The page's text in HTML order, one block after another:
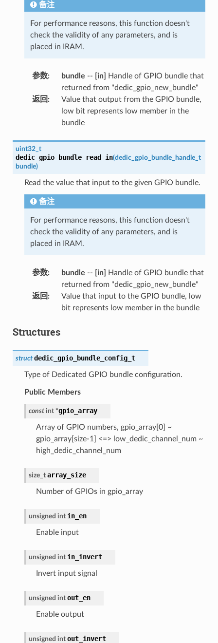
备注
For performance reasons, this function doesn't
check the validity of any parameters, and is
placed in IRAM.
参数: bundle -- [in]
Handle of GPIO bundle that
returned from "dedic_gpio_new_bundle"
返回 :
Value that output from the GPIO bundle,
low bit represents low member in the
bundle
uint32_t
dedic_gpio_bundle_read_in(dedic_gpio_bundle_handle_t
bundle)
Read the value that input to the given GPIO bundle.
备注
For performance reasons, this function doesn't
check the validity of any parameters, and is
placed in IRAM.
参数: bundle -- [in]
Handle of GPIO bundle that
returned from "dedic_gpio_new_bundle"
返回 :
Value that input to the GPIO bundle, low
bit represents low member in the bundle
Structures
struct dedic_gpio_bundle_config_t
Type of Dedicated GPIO bundle configuration.
Public Members
const int *gpio_array
Array of GPIO numbers, gpio_array[0] ~
gpio_array[size-1] <=> low_dedic_channel_num ~
high_dedic_channel_num
size_t array_size
Number of GPIOs in gpio_array
unsigned int in_en
Enable input
unsigned int in_invert
Invert input signal
unsigned int out_en
Enable output
unsigned int out_invert